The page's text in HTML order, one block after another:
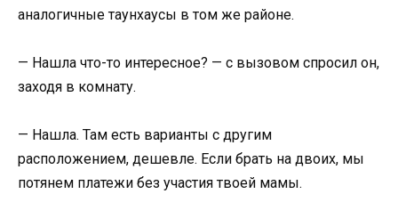
аналогичные таунхаусы в том же районе.
— Нашла что-то интересное? — с вызовом спросил он,
заходя в комнату.
— Нашла. Там есть варианты с другим
расположением, дешевле. Если брать на двоих, мы
потянем платежи без участия твоей мамы.